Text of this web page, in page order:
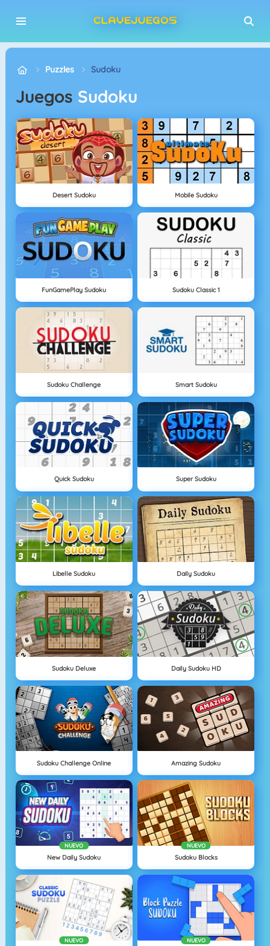
Puzzles Sudoku
Juegos Sudoku
Desert Sudoku Mobile Sudoku
FunGamePlay Sudoku Sudoku Classic 1
Sudoku Challenge Smart Sudoku
Quick Sudoku Super Sudoku
Libelle Sudoku Daily Sudoku
Sudoku Deluxe Daily Sudoku HD
Sudoku Challenge Online Amazing Sudoku
NUEVO
New Daily Sudoku
NUEVO
Sudoku Blocks
NUEVO NUEVO